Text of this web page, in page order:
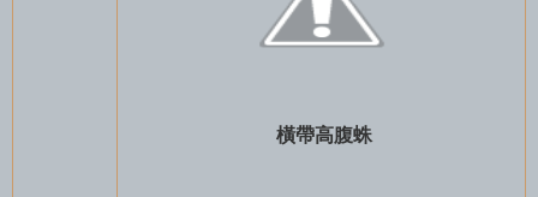
橫帶高腹蛛